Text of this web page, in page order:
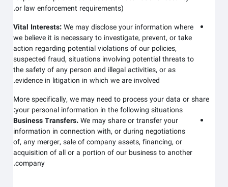
or law enforcement requirements).
Vital Interests:We may disclose your information where
we believe it is necessary to investigate, prevent, or take
action regarding potential violations of our policies,
suspected fraud, situations involving potential threats to
the safety of any person and illegal activities, or as
evidence in litigation in which we are involved.
More specifically, we may need to process your data or share
your personal information in the following situations:
Business Transfers.We may share or transfer your
information in connection with, or during negotiations
of, any merger, sale of company assets, financing, or
acquisition of all or a portion of our business to another
company.